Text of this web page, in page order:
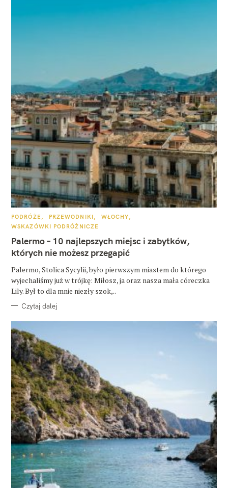
K
T
G
O
R
PODRÓŻE PRZEWODNIKI
WŁOCHY
WSKAZÓWKI PODRÓŻNICZE
Palermo – 10 najlepszych miejsc i zabytków,
których nie możesz przegapić
Palermo, Stolica Sycylii, było pierwszym miastem do którego
wyjechaliśmy już w trójkę: Miłosz, ja oraz nasza mała córeczka
Lily. Był to dla mnie niezły szok,..
Czytaj dalej